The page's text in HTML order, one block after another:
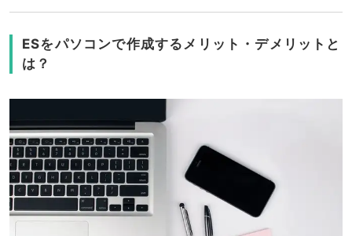
ESをパソコンで作成するメリット・デメリットと
は？